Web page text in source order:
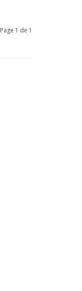
Page 1 de 1